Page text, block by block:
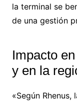
la terminal se
de una gestión
Impacto
y en la
«Según